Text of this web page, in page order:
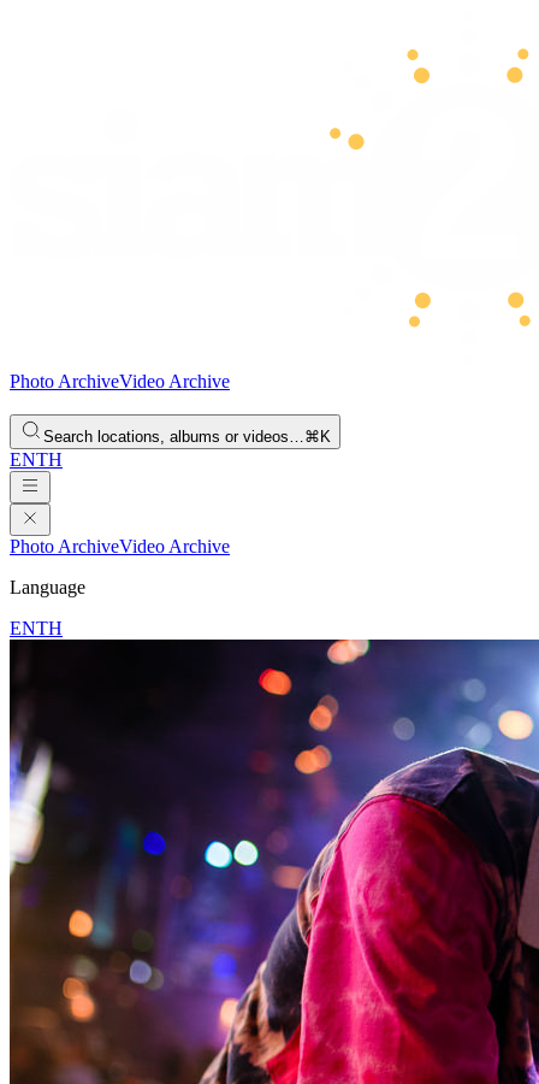
Photo ArchiveVideo Archive
Search locations, albums or videos…⌘K
ENTH
Photo ArchiveVideo Archive
Language
ENTH